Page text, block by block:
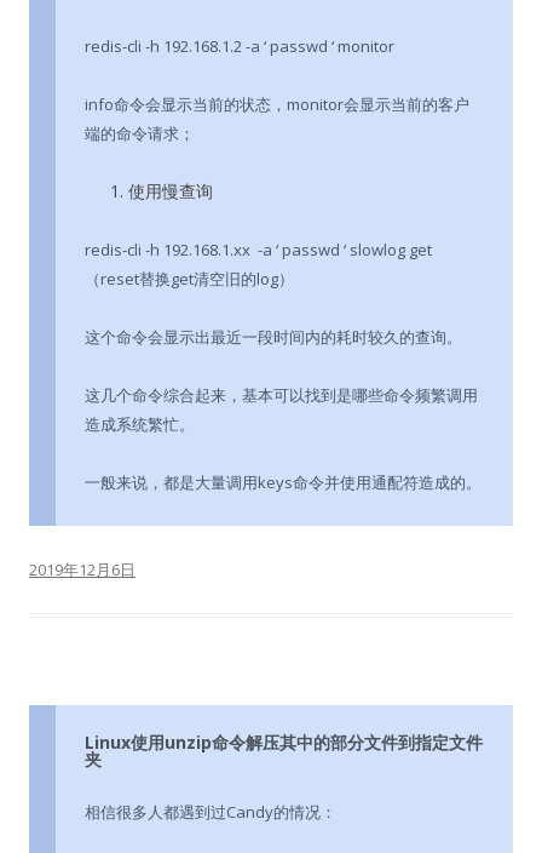
redis-cli -h 192.168.1.2 -a ‘ passwd ‘ monitor
info命令会显示当前的状态，monitor会显示当前的客户
端的命令请求；
使用慢查询
redis-cli -h 192.168.1.xx -a ‘ passwd ‘ slowlog get
（reset替换get清空旧的log）
这个命令会显示出最近一段时间内的耗时较久的查询。
这几个命令综合起来，基本可以找到是哪些命令频繁调用
造成系统繁忙。
一般来说，都是大量调用keys命令并使用通配符造成的。
2019年12月6日
Linux使用unzip命令解压其中的部分文件到指定文件
夹
相信很多人都遇到过Candy的情况：